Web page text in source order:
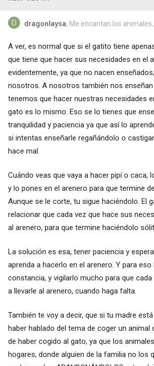
dragonlaysa, Me encantan los
A ver, es normal que si el gatito tiene
que tiene que hacer sus necesidades en el
evidentemente, ya que no nacen
nosotros. A nosotros también nos enseñan
tenemos que hacer nuestras necesidades
gato es lo mismo. Eso se lo tienes que
tranquilidad y paciencia ya que así lo
si intentas enseñarle regañándolo o
hace mal.
Cuándo veas que vaya a hacer pipí o caca,
y lo pones en el arenero para que termine
Aunque se le corte, tu sigue haciéndolo. El
relacionar que cada vez que hace sus
al arenero, para que termine haciéndolo
La solución es esa, tener paciencia y
aprenda a hacerlo en el arenero. Y para
constancia, y vigilarlo mucho para que
a llevarle al arenero, cuando haga falta.
También te voy a decir, que si tu madre
haber hablado del tema de coger un animal
de haber cogido al gato, ya que los
hogares, donde alguien de la familia no los